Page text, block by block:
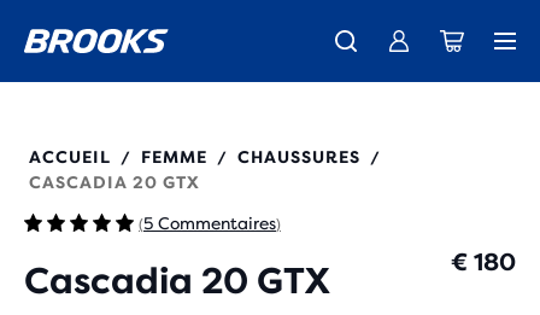
Expéditions gratuites sur les achats de plus de € 100
La toute nouvelle Ghost Amp est là - Acheter Femme Homme
Découvre la nouvelle collection Cascadia - Acheter maintenant
120477
ACCUEIL / FEMME / CHAUSSURES
/
CASCADIA 20 GTX
(5 Commentaires)
Cascadia 20 GTX € 180